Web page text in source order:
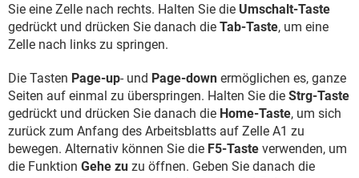
Sie eine Zelle nach rechts. Halten Sie die Umschalt-Taste
gedrückt und drücken Sie danach die Tab-Taste, um eine
Zelle nach links zu springen.
Die Tasten Page-up- und Page-down ermöglichen es, ganze
Seiten auf einmal zu überspringen. Halten Sie die Strg-Taste
gedrückt und drücken Sie danach die Home-Taste, um sich
zurück zum Anfang des Arbeitsblatts auf Zelle A1 zu
bewegen. Alternativ können Sie die F5-Taste verwenden, um
die Funktion Gehe zu zu öffnen. Geben Sie danach die